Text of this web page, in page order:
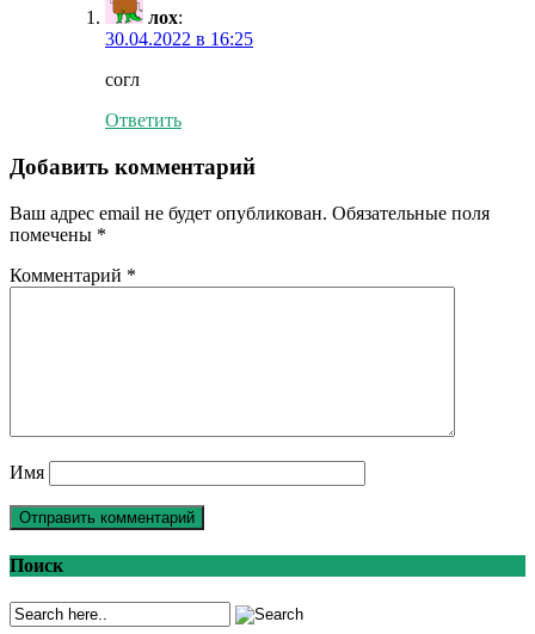
лох:
30.04.2022 в 16:25
согл
Ответить
Добавить комментарий
Ваш адрес email не будет опубликован. Обязательные поля
помечены *
Комментарий *
Имя
Поиск